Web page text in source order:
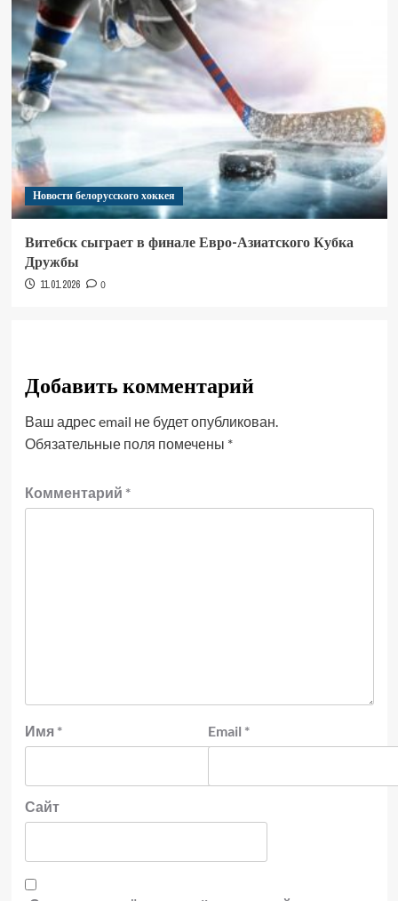
Новости белорусского хоккея
Витебск сыграет в финале Евро-Азиатского Кубка
Дружбы
11.01.2026 0
Добавить комментарий
Ваш адрес email не будет опубликован.
Обязательные поля помечены *
Комментарий *
Имя * Email *
Сайт